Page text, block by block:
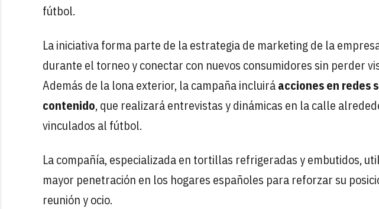
fútbol.
La iniciativa forma parte de la estrategia de marketing de la
durante el torneo y conectar con nuevos consumidores sin perder
Además de la lona exterior, la campaña incluiráacciones en redes
contenido, que realizará entrevistas y dinámicas en la calle
vinculados al fútbol.
La compañía, especializada en tortillas refrigeradas y embutidos,
mayor penetración en los hogares españoles para reforzar su
reunión y ocio.